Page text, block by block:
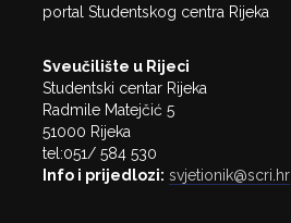
portal Studentskog centra Rijeka
Sveučilište u Rijeci
Studentski centar Rijeka
Radmile Matejčić 5
51000 Rijeka
tel:051/ 584 530
Info i prijedlozi: svjetionik@scri.hr